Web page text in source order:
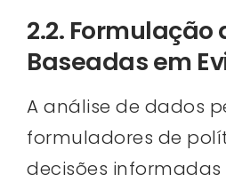
2.2. Formulação
Baseadas em
A análise de dados
formuladores de
decisões